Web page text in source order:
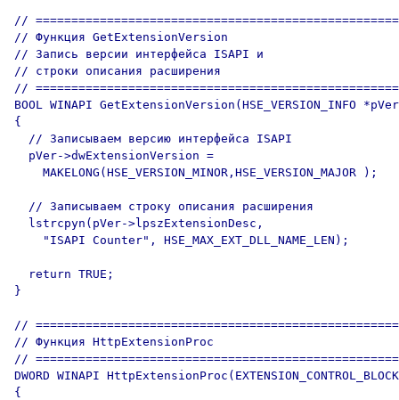
//
// Функция GetExtensionVersion
// Запись версии интерфейса ISAPI и
// строки описания расширения
//
BOOL WINAPI GetExtensionVersion(HSE_VERSION_INFO
{
  // Записываем версию интерфейса ISAPI
  pVer->dwExtensionVersion =
    MAKELONG(HSE_VERSION_MINOR,HSE_VERSION_MAJOR );
  // Записываем строку описания расширения
  lstrcpyn(pVer->lpszExtensionDesc,
    "ISAPI Counter", HSE_MAX_EXT_DLL_NAME_LEN);
  return TRUE;
}
//
// Функция HttpExtensionProc
//
DWORD WINAPI
{